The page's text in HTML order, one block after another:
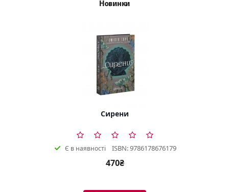
Новинки
Сирени
Є в наявності ISBN: 9786178676179
470₴